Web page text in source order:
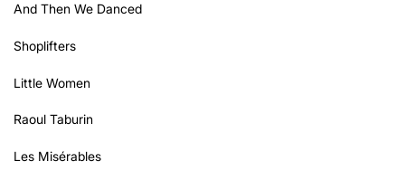
And Then We Danced
Shoplifters
Little Women
Raoul Taburin
Les Misérables